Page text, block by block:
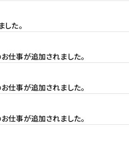
た。
お仕事が追加されました。
お仕事が追加されました。
お仕事が追加されました。